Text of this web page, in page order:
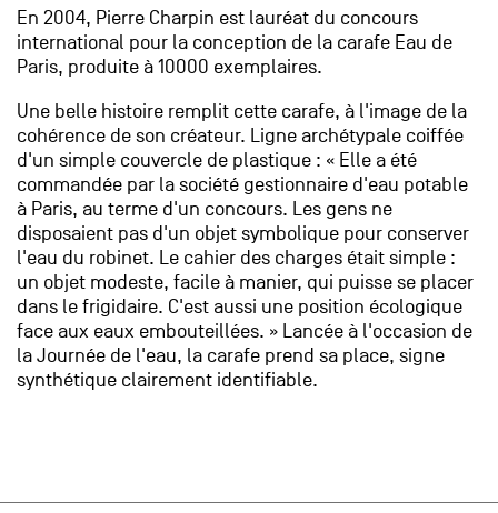
En 2004, Pierre Charpin est lauréat du concours
international pour la conception de la carafe Eau de
Paris, produite à 10000 exemplaires.
Une belle histoire remplit cette carafe, à l'image de la
cohérence de son créateur. Ligne archétypale coiffée
d'un simple couvercle de plastique : « Elle a été
commandée par la société gestionnaire d'eau potable
à Paris, au terme d'un concours. Les gens ne
disposaient pas d'un objet symbolique pour conserver
l'eau du robinet. Le cahier des charges était simple :
un objet modeste, facile à manier, qui puisse se placer
dans le frigidaire. C'est aussi une position écologique
face aux eaux embouteillées. » Lancée à l'occasion de
la Journée de l'eau, la carafe prend sa place, signe
synthétique clairement identifiable.